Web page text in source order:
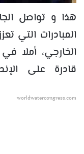
هذا و تواصل
المبادرات التي
الخارجي، أملا
قادرة على
worldwatercongress.com